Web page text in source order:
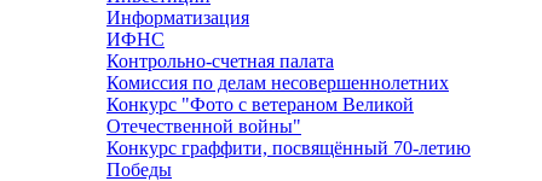
Информатизация
ИФНС
Контрольно-счетная палата
Комиссия по делам несовершеннолетних
Конкурс "Фото с ветераном Великой
Отечественной войны"
Конкурс граффити, посвящённый 70-летию
Победы